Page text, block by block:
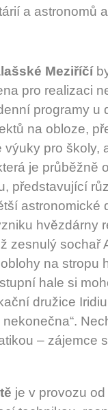
a astronomů
Meziříčí
pro realizaci
programy u
na obloze,
pro školy,
je průběžně
představující
astronomické
hvězdárny
zesnulý sochař
na stropu
hale si
družice
– zájemce
je v provozu